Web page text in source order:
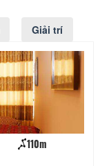
Giải trí
110m